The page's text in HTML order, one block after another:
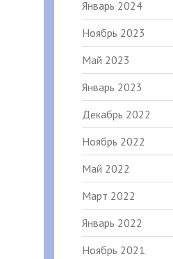
Январь 2024
Ноябрь 2023
Май 2023
Январь 2023
Декабрь 2022
Ноябрь 2022
Май 2022
Март 2022
Январь 2022
Ноябрь 2021